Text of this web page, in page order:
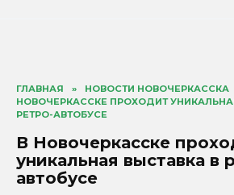
ГЛАВНАЯ » НОВОСТИ НОВОЧЕРКАССКА
НОВОЧЕРКАССКЕ ПРОХОДИТ
РЕТРО-АВТОБУСЕ
В Новочеркасске
уникальная выставка в
автобусе